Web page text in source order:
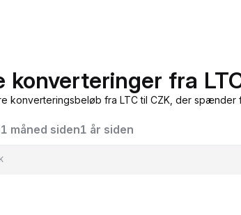
konverteringer fra
konverteringsbeløb fra LTC til CZK, der
1 måned siden1 år siden